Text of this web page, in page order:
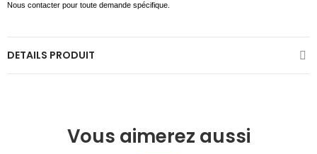
Nous contacter pour toute demande spécifique.
DETAILS PRODUIT
Vous aimerez aussi